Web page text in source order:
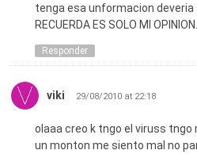
tenga esa unformacion
RECUERDA ES SOLO MI
Responder
viki 29/08/2010 at 22:18
olaaa creo k tngo el viruss tngo
un monton me siento mal no